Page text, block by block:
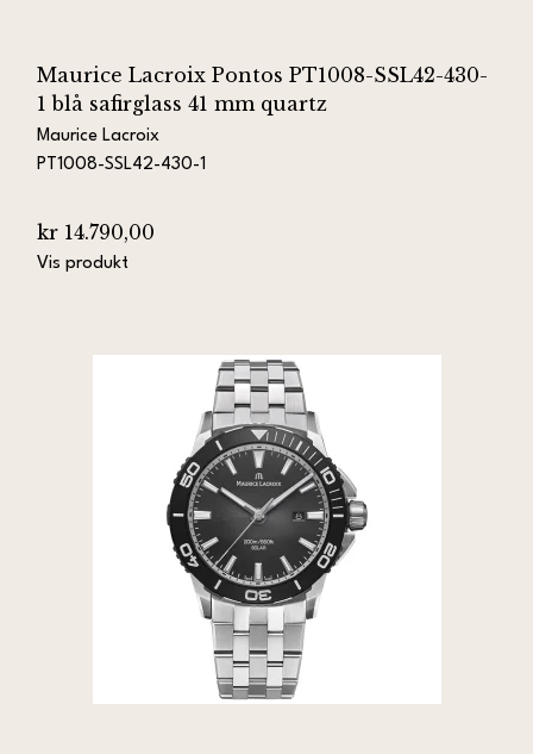
Maurice Lacroix Pontos PT1008-SSL42-430-
1 blå safirglass 41 mm quartz
Maurice Lacroix
PT1008-SSL42-430-1
kr 14.790,00
Vis produkt